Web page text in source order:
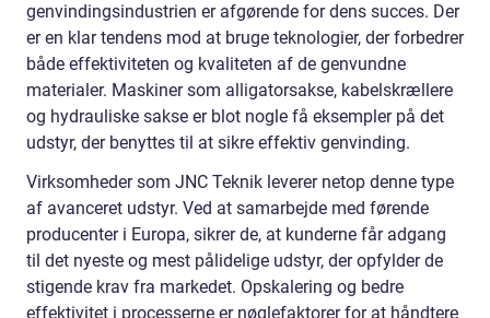
genvindingsindustrien er afgørende for dens succes. Der
er en klar tendens mod at bruge teknologier, der forbedrer
både effektiviteten og kvaliteten af de genvundne
materialer. Maskiner som alligatorsakse, kabelskrællere
og hydrauliske sakse er blot nogle få eksempler på det
udstyr, der benyttes til at sikre effektiv genvinding.
Virksomheder som JNC Teknik leverer netop denne type
af avanceret udstyr. Ved at samarbejde med førende
producenter i Europa, sikrer de, at kunderne får adgang
til det nyeste og mest pålidelige udstyr, der opfylder de
stigende krav fra markedet. Opskalering og bedre
effektivitet i processerne er nøglefaktorer for at håndtere